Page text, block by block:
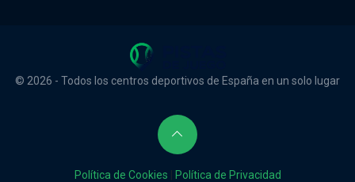
© 2026 - Todos los centros deportivos de España en un solo lugar
Política de Cookies Política de Privacidad